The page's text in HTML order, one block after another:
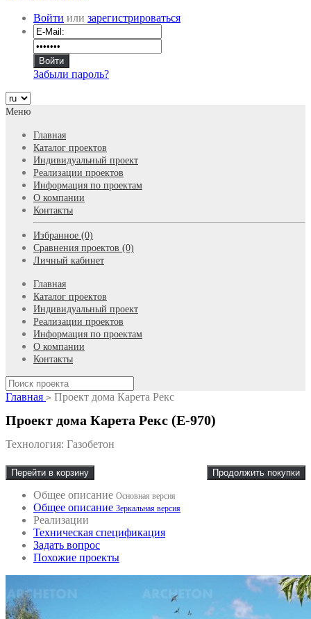
Войти или зарегистрироваться
Забыли пароль?
Меню
Главная
Каталог проектов
Индивидуальный проект
Реализации проектов
Информация по проектам
О компании
Контакты
Избранное (0)
Сравнения проектов (0)
Личный кабинет
Главная
Каталог проектов
Индивидуальный проект
Реализации проектов
Информация по проектам
О компании
Контакты
Главная > Проект дома Карета Рекс
Проект дома Карета Рекс (E-970)
Технология: Газобетон
Перейти в корзину Продолжить покупки
Общее описание Основная версия
Общее описание Зеркальная версия
Реализации
Техническая спецификация
Задать вопрос
Похожие проекты